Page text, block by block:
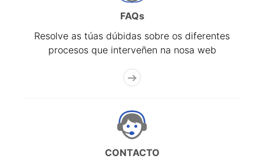
FAQs
Resolve as túas dúbidas sobre os diferentes
procesos que interveñen na nosa web
CONTACTO